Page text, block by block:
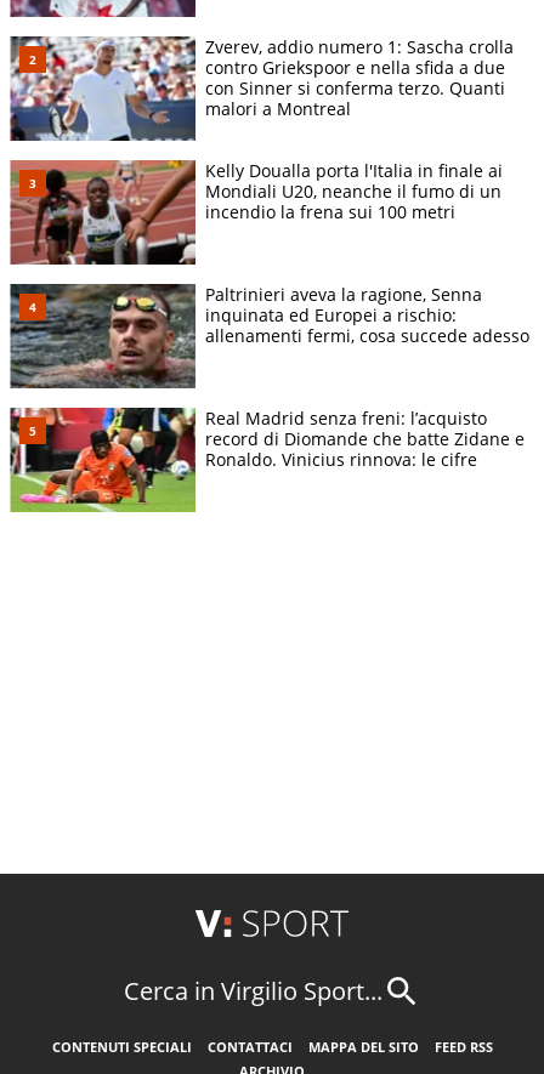
Zverev, addio numero 1: Sascha crolla
contro Griekspoor e nella sfida a due
con Sinner si conferma terzo. Quanti
malori a Montreal
Kelly Doualla porta l'Italia in finale ai
Mondiali U20, neanche il fumo di un
incendio la frena sui 100 metri
Paltrinieri aveva la ragione, Senna
inquinata ed Europei a rischio:
allenamenti fermi, cosa succede adesso
Real Madrid senza freni: l’acquisto
record di Diomande che batte Zidane e
Ronaldo. Vinicius rinnova: le cifre
Cerca in Virgilio Sport...
CONTENUTI SPECIALI CONTATTACI MAPPA DEL SITO
FEED RSS